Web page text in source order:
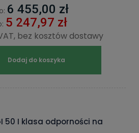
6 455,00 zł
5 247,97 zł
bez kosztów dostawy
Dodaj do koszyka
50 I klasa odporności na